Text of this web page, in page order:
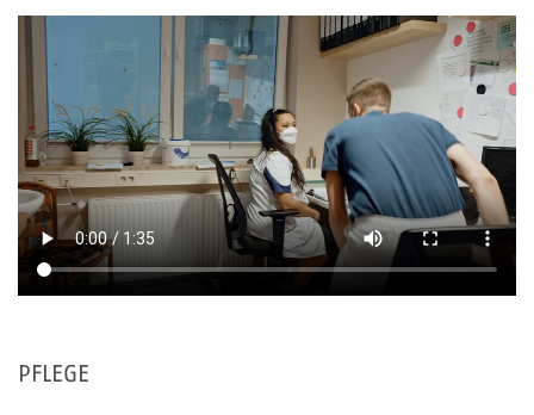
PFLEGE